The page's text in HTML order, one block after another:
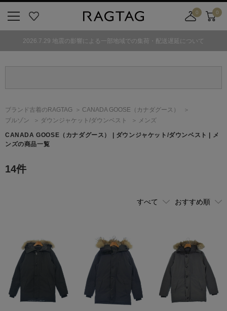
気
0
舗
カ
ト
0
2026.7.29 地震の影響による一部地域での集荷・配送遅延について
ブランド古着のRAGTAG CANADA GOOSE （カナダグース）
ブルゾン
ダウンジャケット/ダウンベスト メンズ
CANADA GOOSE （カナダグース）
| ダウンジャケット/ダウンベスト | メ
ンズの商品一覧
14件